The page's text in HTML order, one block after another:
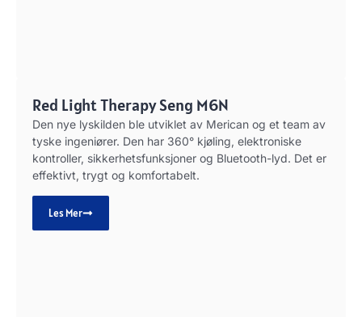
Red Light Therapy Seng M6N
Den nye lyskilden ble utviklet av Merican og et team av
tyske ingeniører. Den har 360° kjøling, elektroniske
kontroller, sikkerhetsfunksjoner og Bluetooth-lyd. Det er
effektivt, trygt og komfortabelt.
Les Mer